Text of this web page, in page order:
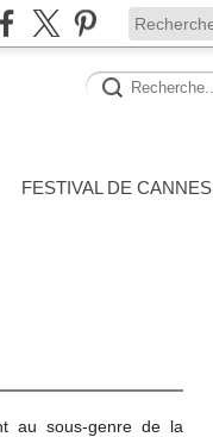
FESTIVAL DE CANNES
au sous-genre de la